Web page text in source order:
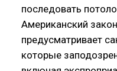
последовать
Американский
предусматривает
которые